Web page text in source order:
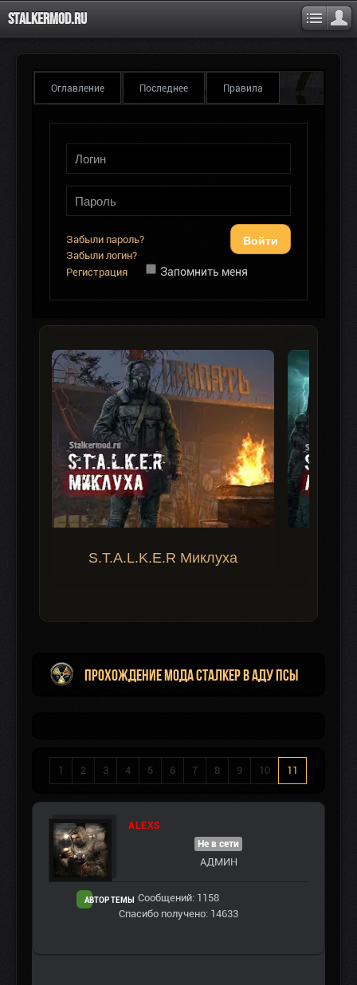
Stalkermod.ru
Оглавление Последнее Правила
Войти
Забыли пароль?
Забыли логин?
Регистрация
Запомнить меня
S.T.A.L.K.E.R Миклуха
Прохождение мода Сталкер В аду Псы
1 2 3 4 5 6 7 8 9 10 11
ALEXS
АВТОР ТЕМЫ
Не в сети
АДМИН
Сообщений: 1158
Спасибо получено: 14633